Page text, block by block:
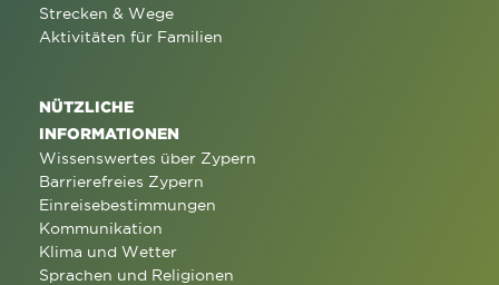
Strecken & Wege
Aktivitäten für Familien
NÜTZLICHE
INFORMATIONEN
Wissenswertes über Zypern
Barrierefreies Zypern
Einreisebestimmungen
Kommunikation
Klima und Wetter
Sprachen und Religionen